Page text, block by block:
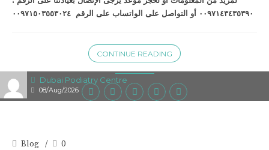
Dubai Podiatry Centre
08/Aug/2026
٠٠٩٧١٤٣٤٣٥٣٩٠ أو التواصل على الواتساب على الرقم ٠٠٩٧١٥٠٣٥٥٣٠٢٤
CONTINUE READING
Blog 0